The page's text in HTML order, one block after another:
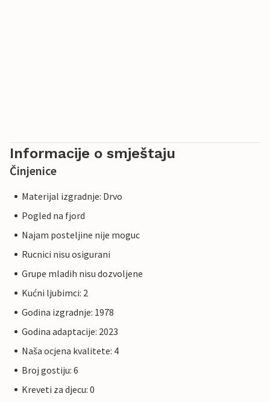
Informacije o smještaju
Činjenice
Materijal izgradnje: Drvo
Pogled na fjord
Najam posteljine nije moguc
Rucnici nisu osigurani
Grupe mladih nisu dozvoljene
Kućni ljubimci: 2
Godina izgradnje: 1978
Godina adaptacije: 2023
Naša ocjena kvalitete: 4
Broj gostiju: 6
Kreveti za djecu: 0